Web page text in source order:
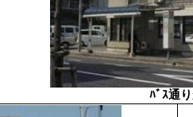
ﾊﾞｽ通